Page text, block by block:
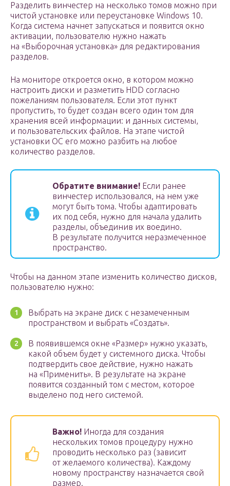
Разделить винчестер на несколько томов можно при
чистой установке или переустановке Windows 10.
Когда система начнет запускаться и появится окно
активации, пользователю нужно нажать
на «Выборочная установка» для редактирования
разделов.
На мониторе откроется окно, в котором можно
настроить диски и разметить HDD согласно
пожеланиям пользователя. Если этот пункт
пропустить, то будет создан всего один том для
хранения всей информации: и данных системы,
и пользовательских файлов. На этапе чистой
установки ОС его можно разбить на любое
количество разделов.
Обратите внимание! Если ранее
винчестер использовался, на нем уже
могут быть тома. Чтобы адаптировать
их под себя, нужно для начала удалить
разделы, объединив их воедино.
В результате получится неразмеченное
пространство.
Чтобы на данном этапе изменить количество дисков,
пользователю нужно:
Выбрать на экране диск с незамеченным
пространством и выбрать «Создать».
В появившемся окне «Размер» нужно указать,
какой объем будет у системного диска. Чтобы
подтвердить свое действие, нужно нажать
на «Применить». В результате на экране
появится созданный том с местом, которое
выделено под него системой.
Важно! Иногда для создания
нескольких томов процедуру нужно
проводить несколько раз (зависит
от желаемого количества). Каждому
новому пространству назначается свой
размер.